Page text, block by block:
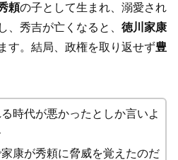
頼の子として生まれ、溺愛され
、秀吉が亡くなると、 徳川家康
す。結局、政権を取り返せず豊
時代が悪かったとしか言いよ
康が秀頼に脅威を覚えたのだ